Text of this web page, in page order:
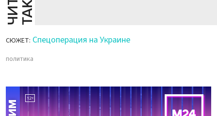
СЮЖЕТ: Спецоперация на Украине
политика